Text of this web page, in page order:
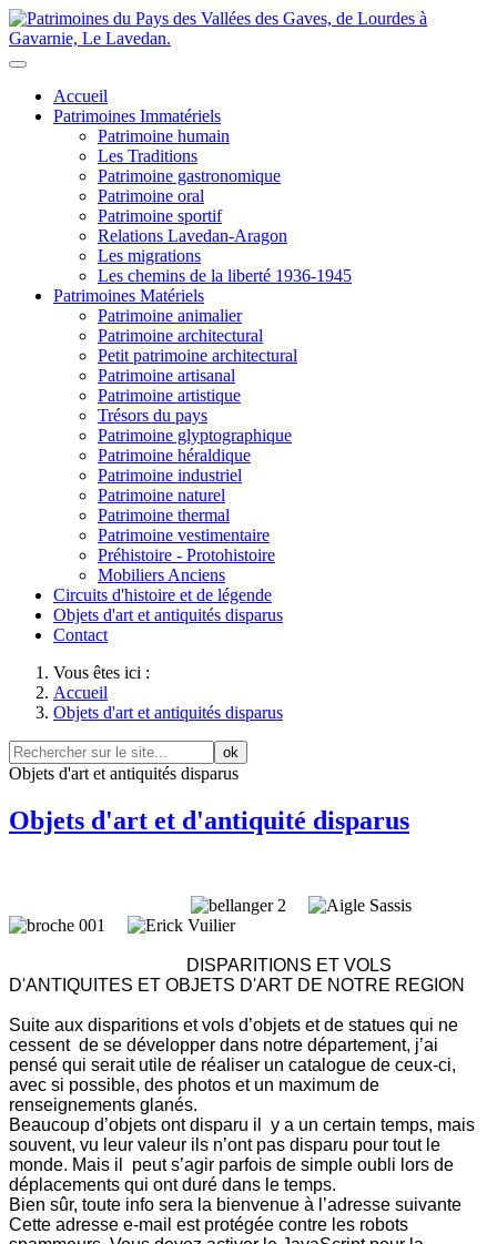
Accueil
Patrimoines Immatériels
Patrimoine humain
Les Traditions
Patrimoine gastronomique
Patrimoine oral
Patrimoine sportif
Relations Lavedan-Aragon
Les migrations
Les chemins de la liberté 1936-1945
Patrimoines Matériels
Patrimoine animalier
Patrimoine architectural
Petit patrimoine architectural
Patrimoine artisanal
Patrimoine artistique
Trésors du pays
Patrimoine glyptographique
Patrimoine héraldique
Patrimoine industriel
Patrimoine naturel
Patrimoine thermal
Patrimoine vestimentaire
Préhistoire - Protohistoire
Mobiliers Anciens
Circuits d'histoire et de légende
Objets d'art et antiquités disparus
Contact
Vous êtes ici :
Accueil
Objets d'art et antiquités disparus
ok
Objets d'art et antiquités disparus
Objets d'art et d'antiquité disparus
DISPARITIONS ET VOLS
D'ANTIQUITES ET OBJETS D'ART DE NOTRE REGION
Suite aux disparitions et vols d’objets et de statues qui ne
cessent de se développer dans notre département, j’ai
pensé qui serait utile de réaliser un catalogue de ceux-ci,
avec si possible, des photos et un maximum de
renseignements glanés.
Beaucoup d’objets ont disparu il y a un certain temps, mais
souvent, vu leur valeur ils n’ont pas disparu pour tout le
monde. Mais il peut s’agir parfois de simple oubli lors de
déplacements qui ont duré dans le temps.
Bien sûr, toute info sera la bienvenue à l’adresse suivante
Cette adresse e-mail est protégée contre les robots